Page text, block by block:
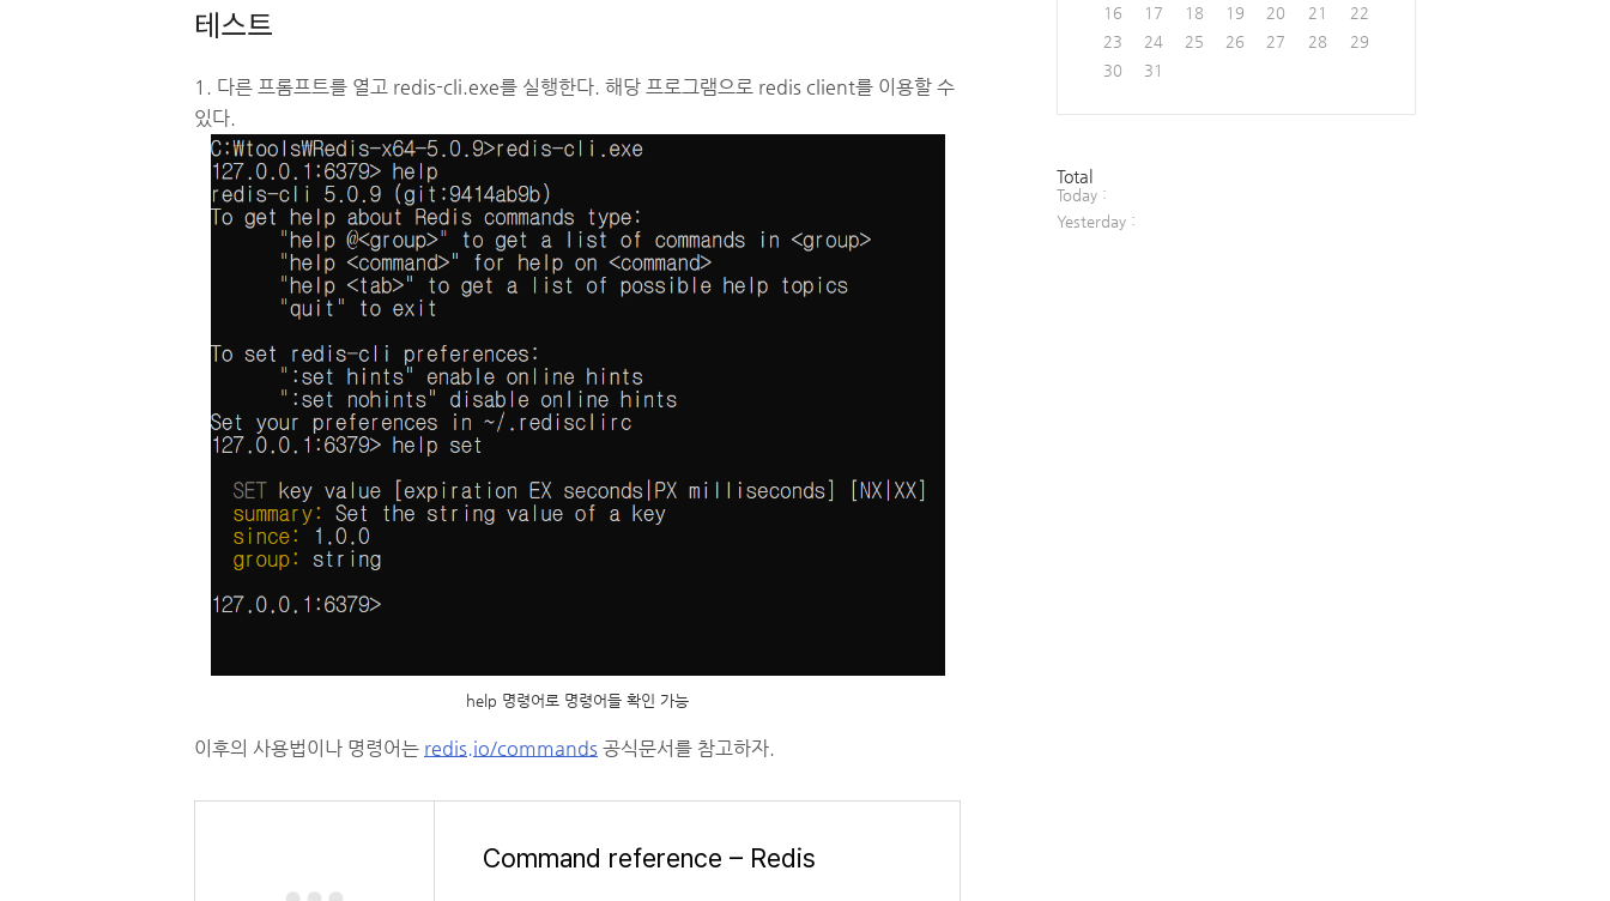
테스트
1. 다른 프롬프트를 열고 redis-cli.exe를 실행한다. 해당 프로그램으로 redis client를 이용할 수
있다.
help 명령어로 명령어들 확인 가능
이후의 사용법이나 명령어는 redis.io/commands 공식문서를 참고하자.
Command reference – Redis
16
17 18 19 20 21
22
23
24 25 26 27 28
29
30
31
방
문
자
수
Total
Today :
Yesterday :